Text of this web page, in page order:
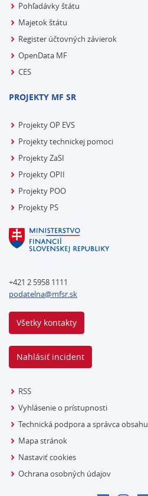
Pohľadávky štátu
Majetok štátu
Register účtovných závierok
OpenData MF
CES
PROJEKTY MF SR
Projekty OP EVS
Projekty technickej pomoci
Projekty ZaSI
Projekty OPII
Projekty POO
Projekty PS
+421 2 5958 1111
podatelna@mfsr.sk
Všetky kontakty
Nahlásiť incident
RSS
Vyhlásenie o prístupnosti
Technická podpora a správca obsahu
Mapa stránok
Nastaviť cookies
Ochrana osobných údajov